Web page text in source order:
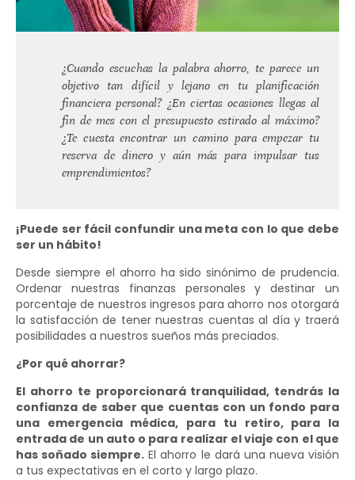
¿Cuando escuchas la palabra ahorro, te parece un
objetivo tan difícil y lejano en tu planificación
financiera personal? ¿En ciertas ocasiones llegas al
fin de mes con el presupuesto estirado al máximo?
¿Te cuesta encontrar un camino para empezar tu
reserva de dinero y aún más para impulsar tus
emprendimientos?
¡Puede ser fácil confundir una meta con lo que debe
ser un hábito!
Desde siempre el ahorro ha sido sinónimo de prudencia.
Ordenar nuestras finanzas personales y destinar un
porcentaje de nuestros ingresos para ahorro nos otorgará
la satisfacción de tener nuestras cuentas al día y traerá
posibilidades a nuestros sueños más preciados.
¿Por qué ahorrar?
El ahorro te proporcionará tranquilidad, tendrás la
confianza de saber que cuentas con un fondo para
una emergencia médica, para tu retiro, para la
entrada de un auto o para realizar el viaje con el que
has soñado siempre. El ahorro le dará una nueva visión
a tus expectativas en el corto y largo plazo.